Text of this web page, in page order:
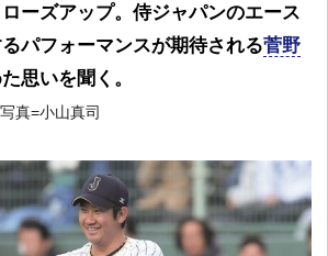
ーズアップ。侍ジャパンのエース
パフォーマンスが期待される菅野
思いを聞く。
真=小山真司